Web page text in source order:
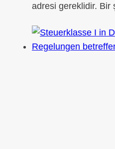
adresi gereklidir.